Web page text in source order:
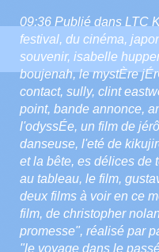
09:36 Publié dans LTC
festival, du cinéma,
souvenir, isabelle
boujenah,le mystÈre
contact, sully, clint
point, bande annonce,
l'odyssÉe, un film de
danseuse, l'eté de
et la bête, es délices de
au tableau, le film,
deux films à voir en ce
film, de christopher
promesse", réalisé par
"le voyage dans le